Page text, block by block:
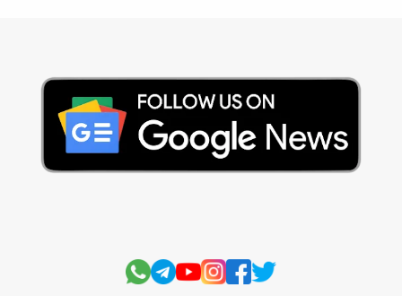
Hindi Stories International
Jobs and Education Lifestyle
Monthly Current Affairs National